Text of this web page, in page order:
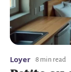
Loyer 8 min read